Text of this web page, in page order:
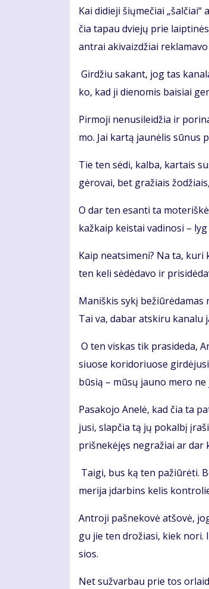
Kai di­die­ji šių­me­čiai
čia ta­pau dvie­jų prie
ant­rai aki­vaiz­džiai
Gir­džiu sa­kant, jog tas
ko, kad ji die­no­mis bai­siai
Pir­mo­ji ne­nu­si­lei­džia ir
mo. Jai kar­tą jau­nė­lis sū­nus
Tie ten sė­di, kal­ba, kar­tais
gė­ro­vai, bet gra­žiais
O dar ten esan­ti ta
kaž­kaip keis­tai va­di­no­si –
Kaip ne­at­si­me­ni? Na ta,
ten ke­li sė­dė­da­vo ir
Ma­niš­kis sy­kį
Tai va, da­bar at­ski­ru ka­na­lu
O ten vis­kas tik pra­si­de­da,
siuo­se ko­ri­do­riuo­se
bū­sią – mū­sų jau­no me­ro
Pa­sa­ko­jo Ane­lė, kad čia ta
ju­si, slap­čia tą jų po­kal­bį
pri­šne­kė­jęs ne­gra­žiai ar dar
Tai­gi, bus ką ten pa­žiū­rė­ti.
me­ri­ja įdar­bins ke­lis
Ant­ro­ji pa­šne­ko­vė at­šo­vė,
gu jie ten dro­žia­si, kiek
sios.
Net suž­var­bau prie tos